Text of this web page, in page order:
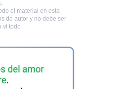
.
el material en esta
de autor y no debe ser
vi todo